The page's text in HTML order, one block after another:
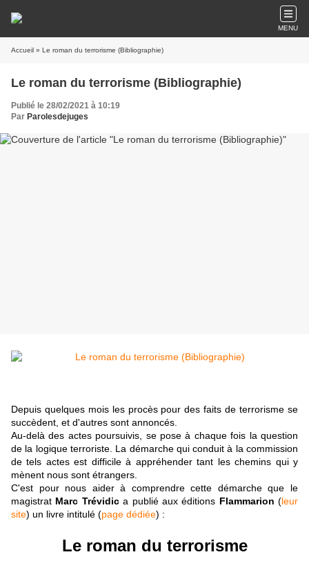
MENU
Accueil » Le roman du terrorisme (Bibliographie)
Le roman du terrorisme (Bibliographie)
Publié le 28/02/2021 à 10:19
Par Parolesdejuges
Depuis quelques mois les procès pour des faits de terrorisme se
succèdent, et d'autres sont annoncés.
Au-delà des actes poursuivis, se pose à chaque fois la question
de la logique terroriste. La démarche qui conduit à la commission
de tels actes est difficile à appréhender tant les chemins qui y
mènent nous sont étrangers.
C'est pour nous aider à comprendre cette démarche que le
magistrat Marc Trévidica publié aux éditions Flammarion (leur
site) un livre intitulé (page dédiée) :
Le roman du terrorisme